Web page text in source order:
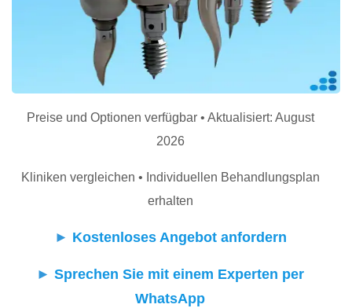
Preise und Optionen verfügbar • Aktualisiert: August
2026
Kliniken vergleichen • Individuellen Behandlungsplan
erhalten
► Kostenloses Angebot anfordern
► Sprechen Sie mit einem Experten per
WhatsApp